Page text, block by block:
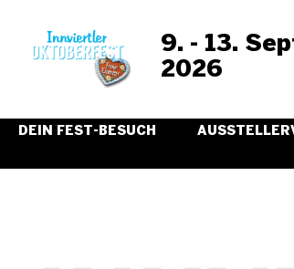
9. - 13.
2026
DEIN FEST-BESUCH